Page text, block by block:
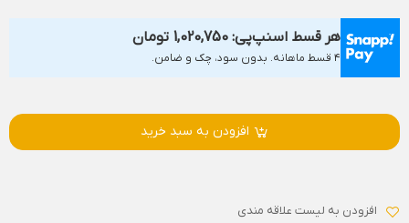
هر قسط اسنپ‌پی: 1,020,750 تومان
۴ قسط ماهانه. بدون سود، چک و ضامن.
افزودن به سبد خرید
افزودن به لیست علاقه مندی